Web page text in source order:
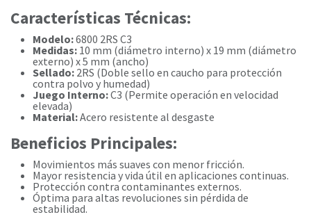
Características Técnicas:
Modelo:6800 2RS C3
Medidas: 10 mm (diámetro interno) x 19 mm (diámetro
externo) x 5 mm (ancho)
Sellado: 2RS (Doble sello en caucho para protección
contra polvo y humedad)
Juego Interno:C3 (Permite operación en velocidad
elevada)
Material:Acero resistente al desgaste
Beneficios Principales:
Movimientos más suaves con menor fricción.
Mayor resistencia y vida útil en aplicaciones continuas.
Protección contra contaminantes externos.
Óptima para altas revoluciones sin pérdida de
estabilidad.